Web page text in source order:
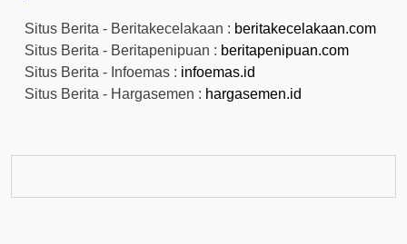
Situs Berita - Beritakecelakaan : beritakecelakaan.com
Situs Berita - Beritapenipuan : beritapenipuan.com
Situs Berita - Infoemas : infoemas.id
Situs Berita - Hargasemen : hargasemen.id